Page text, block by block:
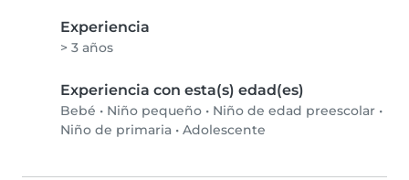
Experiencia
> 3 años
Experiencia con esta(s) edad(es)
Bebé • Niño pequeño • Niño de edad preescolar •
Niño de primaria • Adolescente